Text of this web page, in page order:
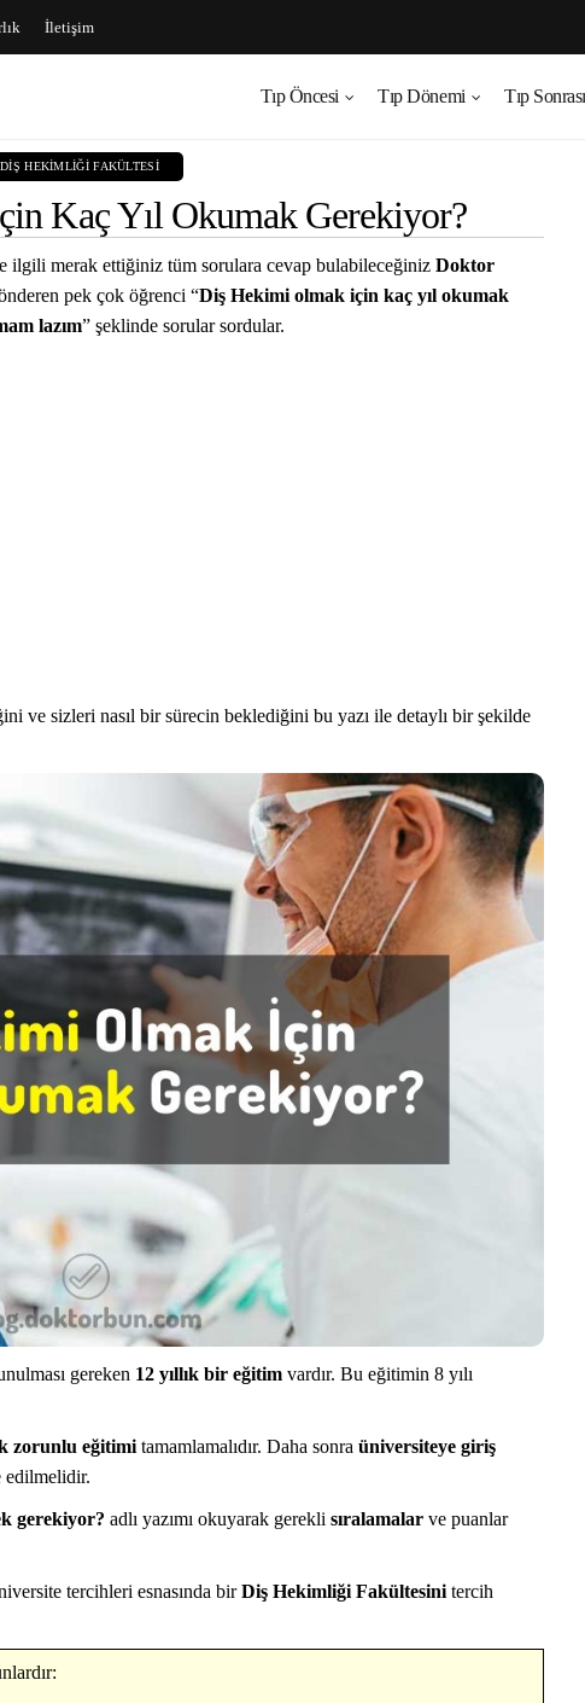
İletişim
Tıp Öncesi Tıp Dönemi Tıp Sonrası
DIŞ HEKIMLIĞI FAKÜLTESI
Kaç Yıl Okumak Gerekiyor?
ilgili merak ettiğiniz tüm sorulara cevap bulabileceğiniz Doktor
pek çok öğrenci “Diş Hekimi olmak için kaç yıl okumak
lazım” şeklinde sorular sordular.
ve sizleri nasıl bir sürecin beklediğini bu yazı ile detaylı bir şekilde
gereken 12 yıllık bir eğitim vardır. Bu eğitimin 8 yılı
zorunlu eğitimi tamamlamalıdır. Daha sonra üniversiteye giriş
edilmelidir.
gerekiyor? adlı yazımı okuyarak gerekli sıralamalar ve puanlar
tercihleri esnasında birDiş Hekimliği Fakültesini tercih